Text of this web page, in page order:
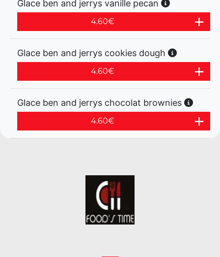
Glace ben and jerrys vanille pecan
4.60€
Glace ben and jerrys cookies dough
4.60€
Glace ben and jerrys chocolat brownies
4.60€